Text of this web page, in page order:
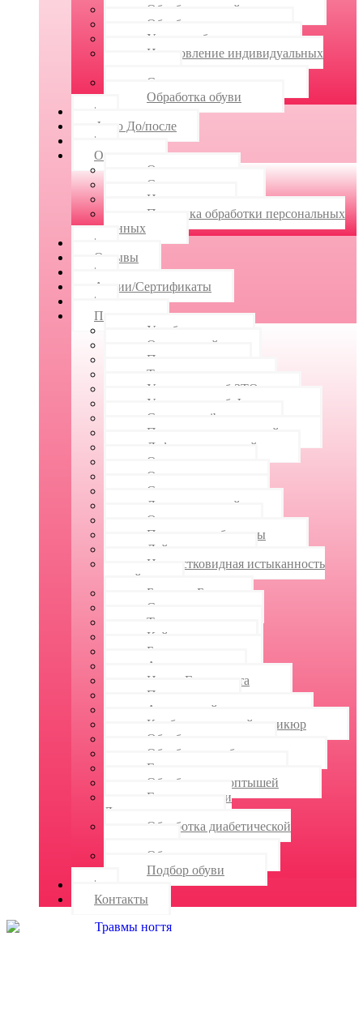
Обработка сухой мозоли
Обработка трещин
Удаление бородавок
Изготовление индивидуальных
Силиконовые ортозы
Обработка обуви
|
Фото До/после
|
О центре
О центре
Специалисты
Новости
Политика обработки персональных
данных
|
Отзывы
|
Акции/Сертификаты
|
Полезное
Ушиб ногтя
Ожог ногтей
Паронихия
Титановая нить
Установка скоб ЗТО
Установка скоб Фрезера
Система unibrace
Протезирование ногтей
Деформация ногтей
Онихолизис
Онихомадезис
Слоятся ногти
Ломкость ногтей
Онихорексис
Продольные борозды
Лейконихия
Наперстковидная истыканность
ногтей
Борозды Бо
Склеронихия
Трахионихия
Койлонихия
Брахионихия
Анонихия
Ногти Гиппократа
Педикюр
Аппаратный педикюр
Комбинированный педикюр
Обработка стоп
Обработка грибка стопы
Гипергидроз стоп
Обработка натоптышей
Гиперкератоз и
Дерматомикоз
Обработка диабетической
Обувь и стельки
Подбор обуви
|
Контакты